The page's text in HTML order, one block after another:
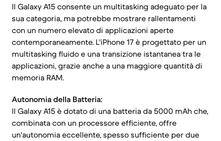
Il Galaxy A15 consente un multitasking adeguato per la
sua categoria, ma potrebbe mostrare rallentamenti
con un numero elevato di applicazioni aperte
contemporaneamente. L'iPhone 17 è progettato per un
multitasking fluido e una transizione istantanea tra le
applicazioni, grazie anche a una maggiore quantità di
memoria RAM.
Autonomia della Batteria:
Il Galaxy A15 è dotato di una batteria da 5000 mAh che,
combinata con un processore efficiente, offre
un'autonomia eccellente, spesso sufficiente per due